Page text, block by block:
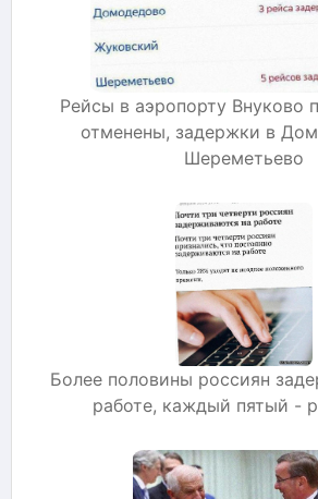
Рейсы в аэропорту Внуково
отменены, задержки в
Шереметьево
Более половины россиян
работе, каждый пятый -